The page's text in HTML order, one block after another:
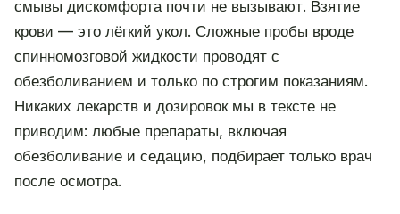
смывы дискомфорта почти не вызывают. Взятие
крови — это лёгкий укол. Сложные пробы вроде
спинномозговой жидкости проводят с
обезболиванием и только по строгим показаниям.
Никаких лекарств и дозировок мы в тексте не
приводим: любые препараты, включая
обезболивание и седацию, подбирает только врач
после осмотра.